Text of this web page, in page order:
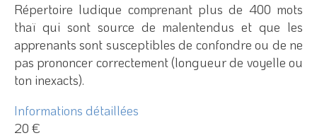
Répertoire ludique comprenant plus de 400 mots
thaï qui sont source de malentendus et que les
apprenants sont susceptibles de confondre ou de ne
pas prononcer correctement (longueur de voyelle ou
ton inexacts).
Informations détaillées
20 €